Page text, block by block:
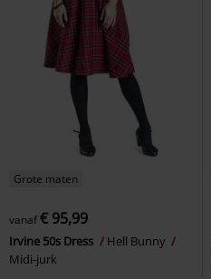
Grote maten
vanaf€ 95,99
Irvine 50s Dress
Hell Bunny
Midi-jurk